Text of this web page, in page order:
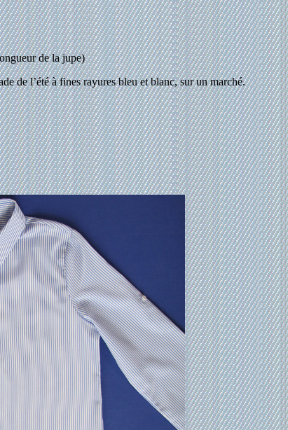
de la jupe)
de l’été à fines rayures bleu et blanc, sur un marché.